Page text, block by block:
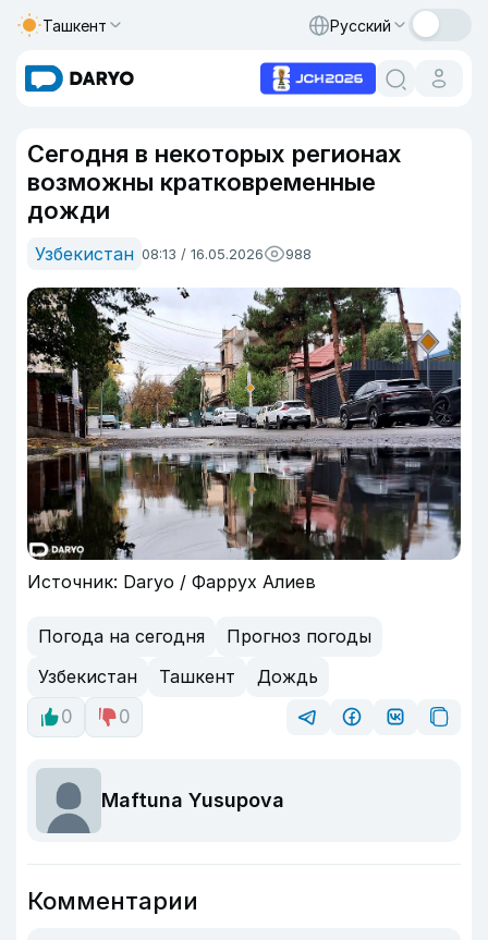
Ташкент Русский
Сегодня в некоторых регионах
возможны кратковременные
дожди
Узбекистан 08:13 / 16.05.2026 988
Источник: Daryo / Фаррух Алиев
Погода на сегодня
Прогноз погоды
Узбекистан
Ташкент
Дождь
0
0
Maftuna Yusupova
Комментарии